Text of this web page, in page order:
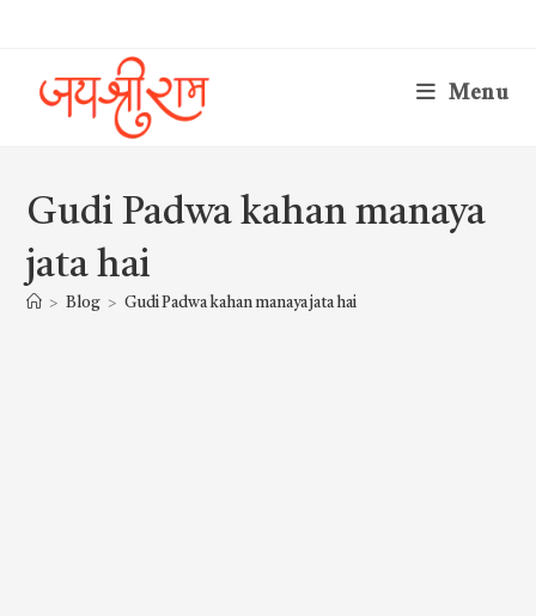
Menu
Gudi Padwa kahan manaya
jata hai
> Blog > Gudi Padwa kahan manaya jata hai